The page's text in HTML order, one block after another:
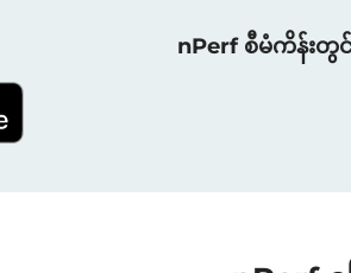
nPerf စီမံကိန်းတွ